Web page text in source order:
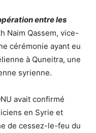
entre les
Naim Qassem, vice-
cérémonie ayant eu
à Quneitra, une
syrienne.
avait confirmé
en Syrie et
de cessez-le-feu du